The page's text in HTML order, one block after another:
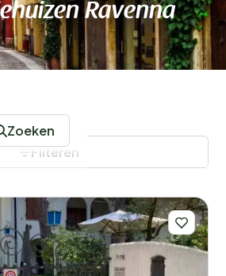
Ravenna
Zoeken
Filteren